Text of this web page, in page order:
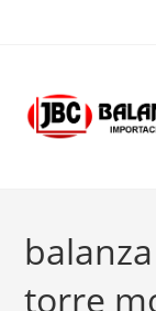
torre